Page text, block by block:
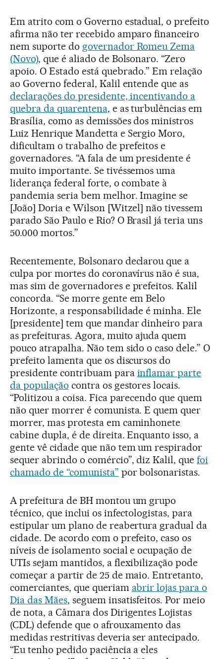
Em atrito com o Governo estadual, o prefeito
afirma não ter recebido amparo financeiro
nem suporte do governador Romeu Zema
(Novo), que é aliado de Bolsonaro. “Zero
apoio. O Estado está quebrado.” Em relação
ao Governo federal, Kalil entende que as
declarações do presidente, incentivando a
quebra da quarentena, e as turbulências em
Brasília, como as demissões dos ministros
Luiz Henrique Mandetta e Sergio Moro,
dificultam o trabalho de prefeitos e
governadores. “A fala de um presidente é
muito importante. Se tivéssemos uma
liderança federal forte, o combate à
pandemia seria bem melhor. Imagine se
[João] Doria e Wilson [Witzel] não tivessem
parado São Paulo e Rio? O Brasil já teria uns
50.000 mortos.”
Recentemente, Bolsonaro declarou que a
culpa por mortes do coronavírus não é sua,
mas sim de governadores e prefeitos. Kalil
concorda. “Se morre gente em Belo
Horizonte, a responsabilidade é minha. Ele
[presidente] tem que mandar dinheiro para
as prefeituras. Agora, muito ajuda quem
pouco atrapalha. Não tem sido o caso dele.” O
prefeito lamenta que os discursos do
presidente contribuam para inflamar parte
da população contra os gestores locais.
“Politizou a coisa. Fica parecendo que quem
não quer morrer é comunista. E quem quer
morrer, mas protesta em caminhonete
cabine dupla, é de direita. Enquanto isso, a
gente vê cidade que não tem um respirador
sequer abrindo o comércio”, diz Kalil, quefoi
chamado de “comunista” por bolsonaristas.
A prefeitura de BH montou um grupo
técnico, que inclui os infectologistas, para
estipular um plano de reabertura gradual da
cidade. De acordo com o prefeito, caso os
níveis de isolamento social e ocupação de
UTIs sejam mantidos, a flexibilização pode
começar a partir de 25 de maio. Entretanto,
comerciantes, que queriam abrir lojas para o
Dia das Mães, seguem insatisfeitos. Por meio
de nota, a Câmara dos Dirigentes Lojistas
(CDL) defende que o afrouxamento das
medidas restritivas deveria ser antecipado.
“Eu tenho pedido paciência a eles